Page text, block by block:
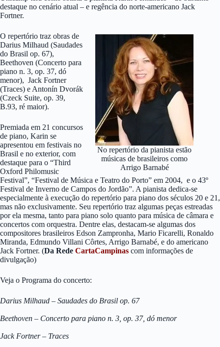
destaque no cenário atual – e regência do norte-americano Jack
Fortner.
No repertório da pianista estão
músicas de brasileiros como
Arrigo Barnabé
O repertório traz obras de
Darius Milhaud (Saudades
do Brasil op. 67),
Beethoven (Concerto para
piano n. 3, op. 37, dó
menor), Jack Fortner
(Traces) e Antonín Dvorák
(Czeck Suite, op. 39,
B.93, ré maior).
Premiada em 21 concursos
de piano, Karin se
apresentou em festivais no
Brasil e no exterior, com
destaque para o “Third
Oxford Philomusic
Festival”, “Festival de Música e Teatro do Porto” em 2004, e o 43º
Festival de Inverno de Campos do Jordão”. A pianista dedica-se
especialmente à execução do repertório para piano dos séculos 20 e 21,
mas não exclusivamente. Seu repertório traz algumas peças estreadas
por ela mesma, tanto para piano solo quanto para música de câmara e
concertos com orquestra. Dentre elas, destacam-se algumas dos
compositores brasileiros Edson Zampronha, Mario Ficarelli, Ronaldo
Miranda, Edmundo Villani Côrtes, Arrigo Barnabé, e do americano
Jack Fortner. (Da Rede CartaCampinas com informações de
divulgação)
Veja o Programa do concerto:
Darius Milhaud – Saudades do Brasil op. 67
Beethoven – Concerto para piano n. 3, op. 37, dó menor
Jack Fortner – Traces